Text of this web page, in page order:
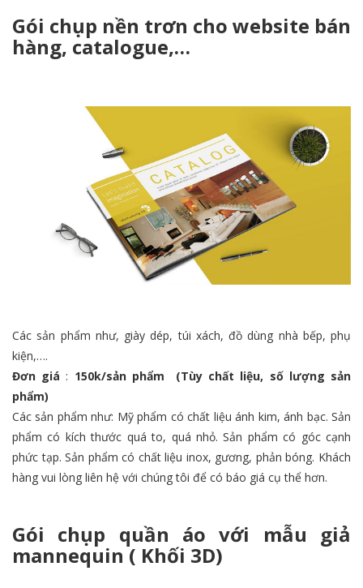
Gói chụp nền trơn cho website bán
hàng, catalogue,…
Các sản phẩm như, giày dép, túi xách, đồ dùng nhà bếp, phụ
kiện,….
Đơn giá : 150k/sản phẩm (Tùy chất liệu, số lượng sản
phẩm)
Các sản phẩm như: Mỹ phẩm có chất liệu ánh kim, ánh bạc. Sản
phẩm có kích thước quá to, quá nhỏ. Sản phẩm có góc cạnh
phức tạp. Sản phẩm có chất liệu inox, gương, phản bóng. Khách
hàng vui lòng liên hệ với chúng tôi để có báo giá cụ thể hơn.
Gói chụp quần áo với mẫu giả
mannequin ( Khối 3D)